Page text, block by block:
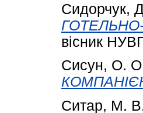
Сидорчук,
вісник
Сисун, О.
Ситар, М.